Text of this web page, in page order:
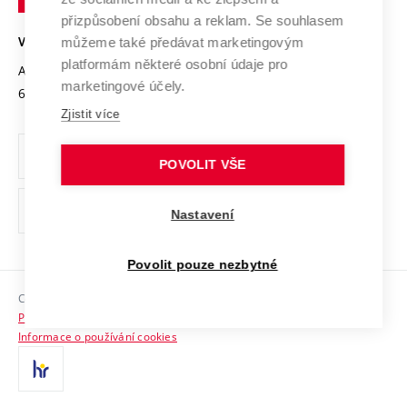
Open Science
Projekty
Projekty ze strukturálních fondů
Specifický výzkum
Univerzitní sítě
Bezpečná univerzita
Vyznamenání
Organizační struktura
Ochrana osobních údajů
odkaz)
Sociální bezpečí
HR Award
Kontakty
VYSOKÉ UČENÍ TECHNICKÉ V BRNĚ
Antonínská 548/1
602 00 Brno
www.vut.cz
vut@vutbr.cz
Copyright © 2026 VUT
Prohlášení o přístupnosti
Informace o používání cookies
přizpůsobení obsahu a reklam. Se souhlasem
můžeme také předávat marketingovým
platformám některé osobní údaje pro
marketingové účely.
Zjistit více
POVOLIT VŠE
Nastavení
Povolit pouze nezbytné